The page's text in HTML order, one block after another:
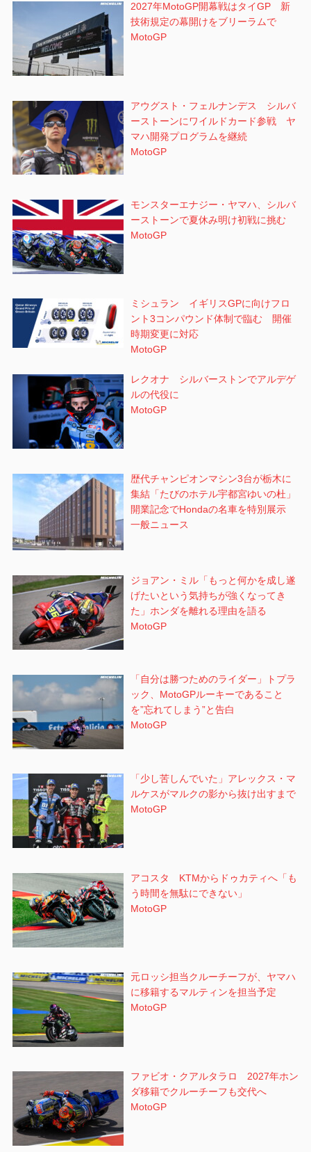
2027年MotoGP開幕戦はタイGP 新
技術規定の幕開けをブリーラムで
MotoGP
アウグスト・フェルナンデス シルバ
ーストーンにワイルドカード参戦 ヤ
マハ開発プログラムを継続
MotoGP
モンスターエナジー・ヤマハ、シルバ
ーストーンで夏休み明け初戦に挑む
MotoGP
ミシュラン イギリスGPに向けフロ
ント3コンパウンド体制で臨む 開催
時期変更に対応
MotoGP
レクオナ シルバーストンでアルデゲ
ルの代役に
MotoGP
歴代チャンピオンマシン3台が栃木に
集結「たびのホテル宇都宮ゆいの杜」
開業記念でHondaの名車を特別展示
一般ニュース
ジョアン・ミル「もっと何かを成し遂
げたいという気持ちが強くなってき
た」ホンダを離れる理由を語る
MotoGP
「自分は勝つためのライダー」トプラ
ック、MotoGPルーキーであること
を”忘れてしまう”と告白
MotoGP
「少し苦しんでいた」アレックス・マ
ルケスがマルクの影から抜け出すまで
MotoGP
アコスタ KTMからドゥカティへ「も
う時間を無駄にできない」
MotoGP
元ロッシ担当クルーチーフが、ヤマハ
に移籍するマルティンを担当予定
MotoGP
ファビオ・クアルタラロ 2027年ホン
ダ移籍でクルーチーフも交代へ
MotoGP